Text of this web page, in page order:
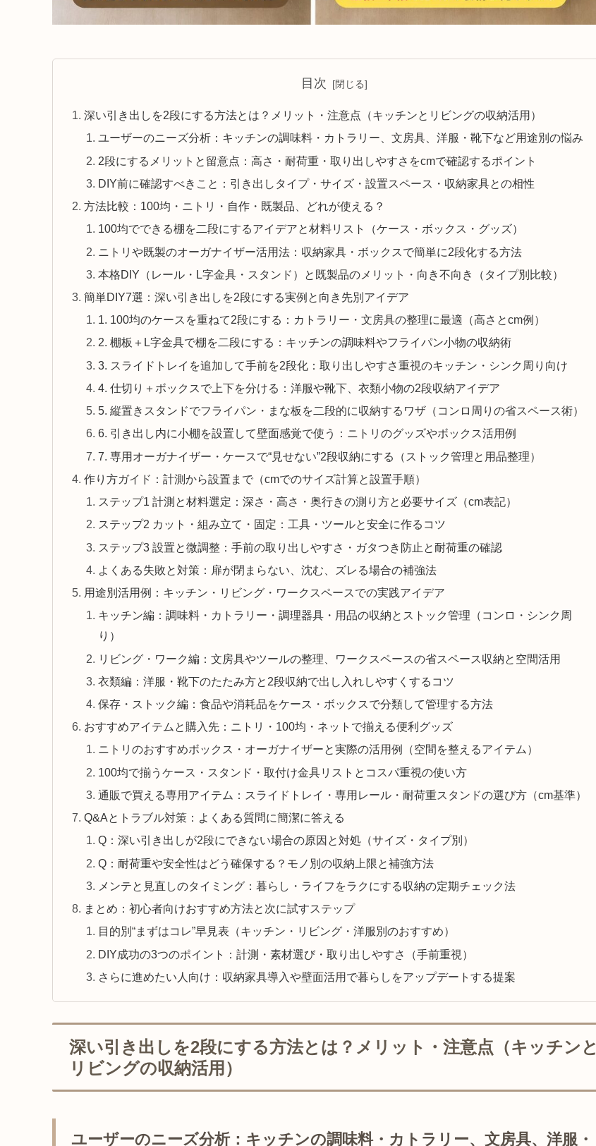
目次
深い引き出しを2段にする方法とは？メリット・注意点（キッチンとリビングの収納活用）
ユーザーのニーズ分析：キッチンの調味料・カトラリー、文房具、洋服・靴下など用途別の悩み
2段にするメリットと留意点：高さ・耐荷重・取り出しやすさをcmで確認するポイント
DIY前に確認すべきこと：引き出しタイプ・サイズ・設置スペース・収納家具との相性
方法比較：100均・ニトリ・自作・既製品、どれが使える？
100均でできる棚を二段にするアイデアと材料リスト（ケース・ボックス・グッズ）
ニトリや既製のオーガナイザー活用法：収納家具・ボックスで簡単に2段化する方法
本格DIY（レール・L字金具・スタンド）と既製品のメリット・向き不向き（タイプ別比較）
簡単DIY7選：深い引き出しを2段にする実例と向き先別アイデア
1. 100均のケースを重ねて2段にする：カトラリー・文房具の整理に最適（高さとcm例）
2. 棚板＋L字金具で棚を二段にする：キッチンの調味料やフライパン小物の収納術
3. スライドトレイを追加して手前を2段化：取り出しやすさ重視のキッチン・シンク周り向け
4. 仕切り＋ボックスで上下を分ける：洋服や靴下、衣類小物の2段収納アイデア
5. 縦置きスタンドでフライパン・まな板を二段的に収納するワザ（コンロ周りの省スペース術）
6. 引き出し内に小棚を設置して壁面感覚で使う：ニトリのグッズやボックス活用例
7. 専用オーガナイザー・ケースで“見せない”2段収納にする（ストック管理と用品整理）
作り方ガイド：計測から設置まで（cmでのサイズ計算と設置手順）
ステップ1 計測と材料選定：深さ・高さ・奥行きの測り方と必要サイズ（cm表記）
ステップ2 カット・組み立て・固定：工具・ツールと安全に作るコツ
ステップ3 設置と微調整：手前の取り出しやすさ・ガタつき防止と耐荷重の確認
よくある失敗と対策：扉が閉まらない、沈む、ズレる場合の補強法
用途別活用例：キッチン・リビング・ワークスペースでの実践アイデア
キッチン編：調味料・カトラリー・調理器具・用品の収納とストック管理（コンロ・シンク周
り）
リビング・ワーク編：文房具やツールの整理、ワークスペースの省スペース収納と空間活用
衣類編：洋服・靴下のたたみ方と2段収納で出し入れしやすくするコツ
保存・ストック編：食品や消耗品をケース・ボックスで分類して管理する方法
おすすめアイテムと購入先：ニトリ・100均・ネットで揃える便利グッズ
ニトリのおすすめボックス・オーガナイザーと実際の活用例（空間を整えるアイテム）
100均で揃うケース・スタンド・取付け金具リストとコスパ重視の使い方
通販で買える専用アイテム：スライドトレイ・専用レール・耐荷重スタンドの選び方（cm基準）
Q&Aとトラブル対策：よくある質問に簡潔に答える
Q：深い引き出しが2段にできない場合の原因と対処（サイズ・タイプ別）
Q：耐荷重や安全性はどう確保する？モノ別の収納上限と補強方法
メンテと見直しのタイミング：暮らし・ライフをラクにする収納の定期チェック法
まとめ：初心者向けおすすめ方法と次に試すステップ
目的別“まずはコレ”早見表（キッチン・リビング・洋服別のおすすめ）
DIY成功の3つのポイント：計測・素材選び・取り出しやすさ（手前重視）
さらに進めたい人向け：収納家具導入や壁面活用で暮らしをアップデートする提案
深い引き出しを2段にする方法とは？メリット・注意点（キッチンと
リビングの収納活用）
ユーザーのニーズ分析：キッチンの調味料・カトラリー、文房具、洋服・